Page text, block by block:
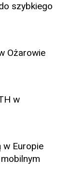
szybkiego
Ożarowie
w
w Europie